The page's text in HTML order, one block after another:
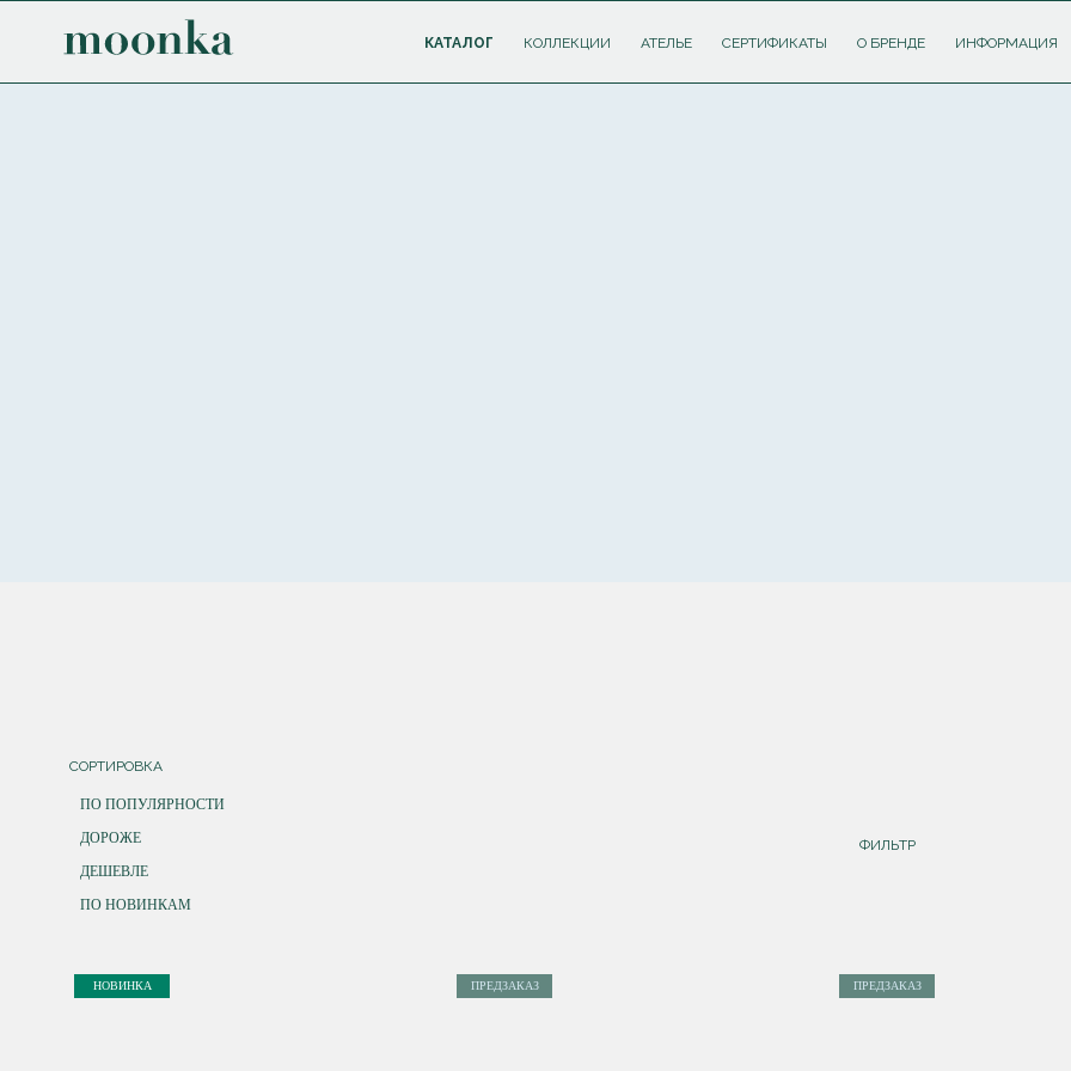
КАТАЛОГ КОЛЛЕКЦИИ АТЕЛЬЕ СЕРТИФИКАТЫ О БРЕНДЕ ИНФОРМАЦИЯ
СОРТИРОВКА
ПО ПОПУЛЯРНОСТИ
ДОРОЖЕ
ДЕШЕВЛЕ
ПО НОВИНКАМ
ФИЛЬТР
НОВИНКА ПРЕДЗАКАЗ ПРЕДЗАКАЗ